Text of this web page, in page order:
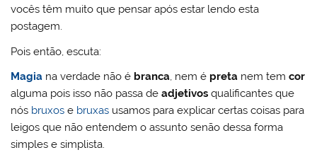
vocês têm muito que pensar após estar lendo esta
postagem.
Pois então, escuta:
Magia na verdade não é branca, nem é preta nem temcor
alguma pois isso não passa deadjetivos qualificantes que
nós bruxos e bruxas usamos para explicar certas coisas para
leigos que não entendem o assunto senão dessa forma
simples e simplista.